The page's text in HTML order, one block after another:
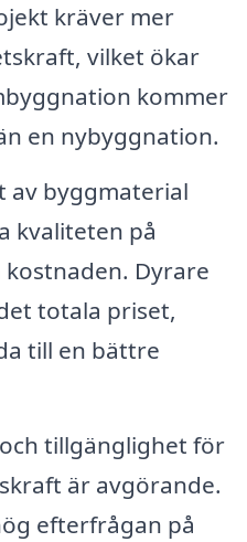
kräver mer
vilket ökar
kommer
en nybyggnation.
av byggmaterial
kvaliteten på
Dyrare
totala priset,
till en bättre
tillgänglighet för
är avgörande.
efterfrågan på